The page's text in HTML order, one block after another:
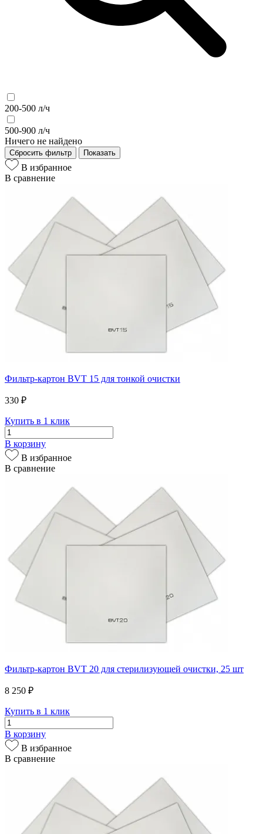
200-500 л/ч
500-900 л/ч
Ничего не найдено
Сбросить фильтр Показать
В избранное
В сравнение
Фильтр-картон BVT 15 для тонкой очистки
330 ₽
Купить в 1 клик
В корзину
В избранное
В сравнение
Фильтр-картон BVT 20 для стерилизующей очистки, 25 шт
8 250 ₽
Купить в 1 клик
В корзину
В избранное
В сравнение